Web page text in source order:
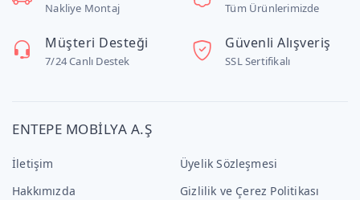
Nakliye Montaj Tüm Ürünlerimizde
Müşteri Desteği
7/24 Canlı Destek
Güvenli Alışveriş
SSL Sertifikalı
ENTEPE MOBİLYA A.Ş
İletişim
Hakkımızda
Üyelik Sözleşmesi
Gizlilik ve Çerez Politikası